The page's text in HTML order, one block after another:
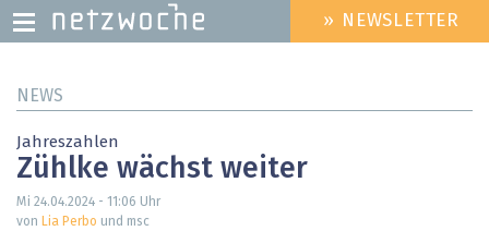
zum
HEADER
MENU
» NEWSLETTER
NEWS
Jahreszahlen
Zühlke wächst weiter
Mi 24.04.2024 - 11:06 Uhr
von Lia Perbo und msc